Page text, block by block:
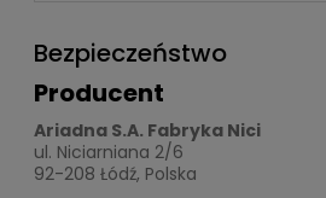
Bezpieczeństwo
Producent
Ariadna S.A. Fabryka Nici
ul. Niciarniana 2/6
92-208 Łódź, Polska